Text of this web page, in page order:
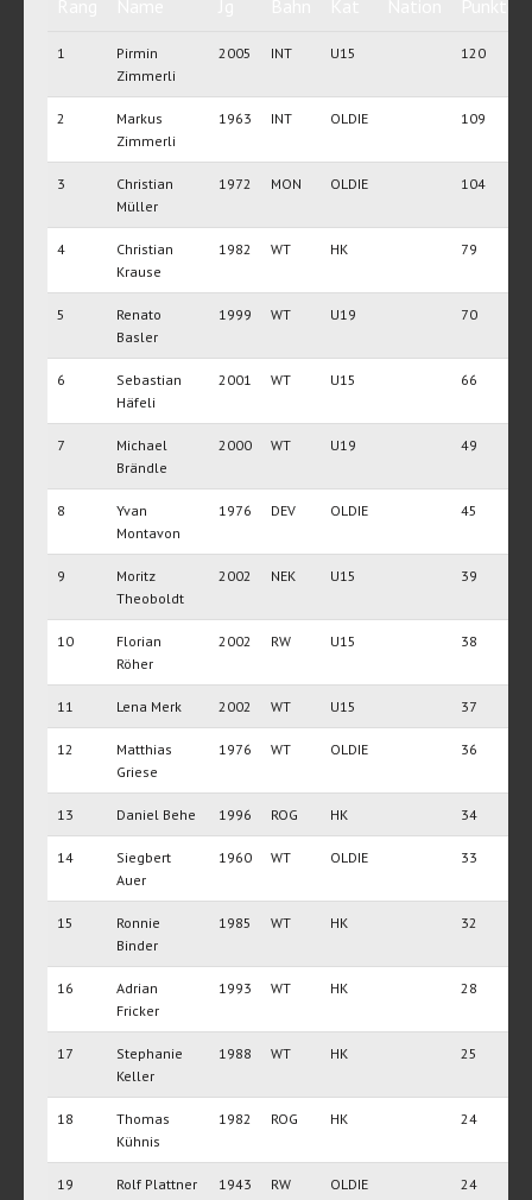
1
Pirmin
Zimmerli
2005 INT U15 120
2
Markus
Zimmerli
1963 INT OLDIE 109
3
Christian
Müller
1972 MON OLDIE 104
4
Christian
Krause
1982 WT HK 79
5
Renato
Basler
1999 WT U19 70
6
Sebastian
Häfeli
2001 WT U15 66
7
Michael
Brändle
2000 WT U19 49
8
Yvan
Montavon
1976 DEV OLDIE 45
9
Moritz
Theoboldt
2002 NEK U15 39
10
Florian
Röher
2002 RW U15 38
11 Lena Merk 2002 WT U15 37
12
Matthias
Griese
1976 WT OLDIE 36
13 Daniel Behe 1996 ROG HK 34
14
Siegbert
Auer
1960 WT OLDIE 33
15
Ronnie
Binder
1985 WT HK 32
16
Adrian
Fricker
1993 WT HK 28
17
Stephanie
Keller
1988 WT HK 25
18
Thomas
Kühnis
1982 ROG HK 24
19 Rolf Plattner 1943 RW OLDIE 24